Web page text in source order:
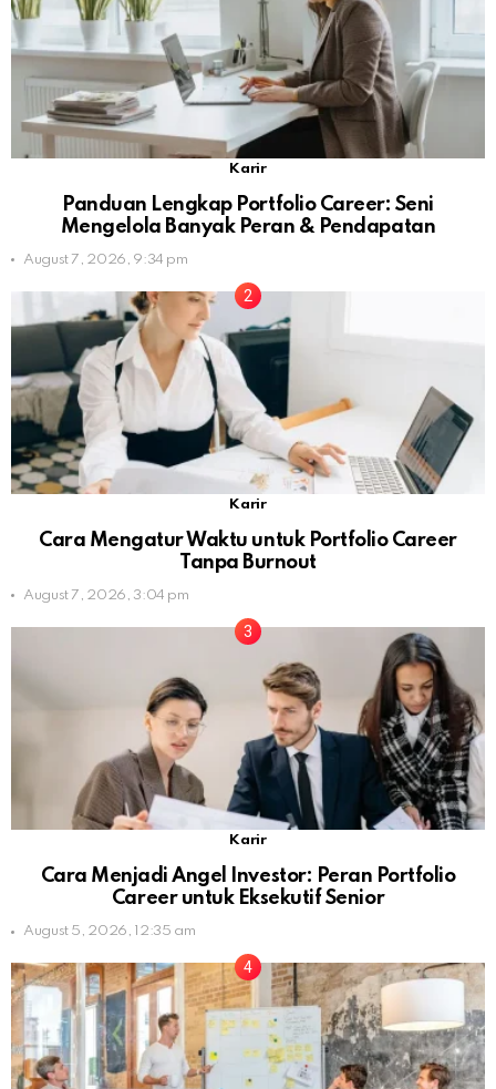
Karir
Panduan Lengkap Portfolio Career: Seni
Mengelola Banyak Peran & Pendapatan
August 7, 2026, 9:34 pm
Karir
Cara Mengatur Waktu untuk Portfolio Career
Tanpa Burnout
August 7, 2026, 3:04 pm
Karir
Cara Menjadi Angel Investor: Peran Portfolio
Career untuk Eksekutif Senior
August 5, 2026, 12:35 am